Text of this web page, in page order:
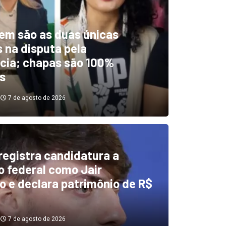
desvios de
emendas Pix
7 de agosto de 2026
são as duas únicas
na disputa pela
chapas são 100%
7 de agosto de 2026
candidatura a
federal como Jair
e declara patrimônio de R$
7 de agosto de 2026